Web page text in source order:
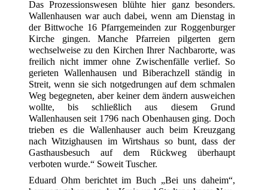
Das Prozessionswesen blühte hier ganz besonders.
Wallenhausen war auch dabei, wenn am Dienstag in
der Bittwoche 16 Pfarrgemeinden zur Roggenburger
Kirche gingen. Manche Pfarreien pilgerten gern
wechselweise zu den Kirchen Ihrer Nachbarorte, was
freilich nicht immer ohne Zwischenfälle verlief. So
gerieten Wallenhausen und Biberachzell ständig in
Streit, wenn sie sich notgedrungen auf dem schmalen
Weg begegneten, aber keiner dem ändern ausweichen
wollte, bis schließlich aus diesem Grund
Wallenhausen seit 1796 nach Obenhausen ging. Doch
trieben es die Wallenhauser auch beim Kreuzgang
nach Witzighausen im Wirtshaus so bunt, dass der
Gasthausbesuch auf dem Rückweg überhaupt
verboten wurde.“ Soweit Tuscher.
Eduard Ohm berichtet im Buch „Bei uns daheim“,